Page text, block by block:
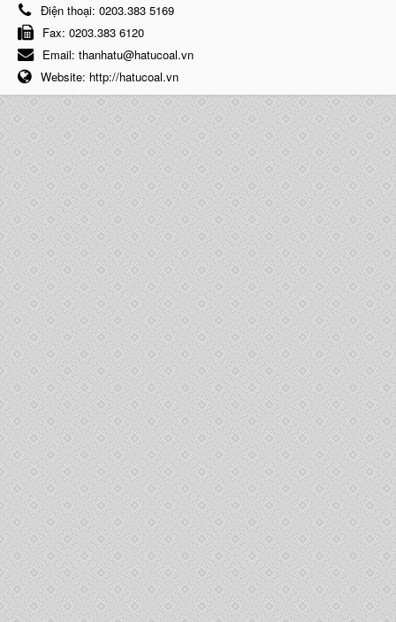
Điện thoại: 0203.383 5169
Fax: 0203.383 6120
Email: thanhatu@hatucoal.vn
Website: http://hatucoal.vn